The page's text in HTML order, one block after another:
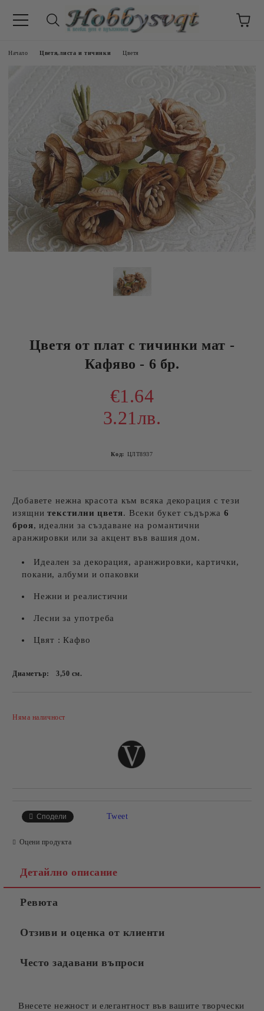
Начало Цветя,листа и тичинки Цветя
Цветя от плат с тичинки мат -
Кафяво - 6 бр.
€1.64
3.21лв.
Код: ЦЛТ8937
Добавете нежна красота към всяка декорация с тези
изящнитекстилни цветя. Всеки букет съдържа 6
броя, идеални за създаване на романтични
аранжировки или за акцент във вашия дом.
Идеален за декорация, аранжировки, картички,
покани, албуми и опаковки
Нежни и реалистични
Лесни за употреба
Цвят : Кафво
Диаметър: 3,50 см.
Няма наличност
Сподели Tweet
Оцени продукта
Детайлно описание
Ревюта
Отзиви и оценка от клиенти
Често задавани въпроси
Внесете нежност и елегантност във вашите творчески